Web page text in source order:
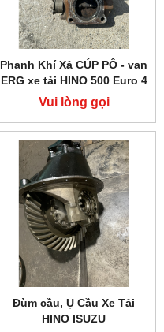
Phanh Khí Xả CÚP PÔ - van
ERG xe tải HINO 500 Euro 4
Vui lòng gọi
Đùm cầu, Ụ Cầu Xe Tải
HINO ISUZU